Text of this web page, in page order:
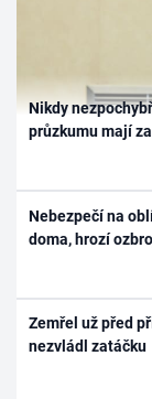
Nikdy
průzkumu mají
Nebezpečí na
doma, hrozí
Zemřel už před
nezvládl zatáčku